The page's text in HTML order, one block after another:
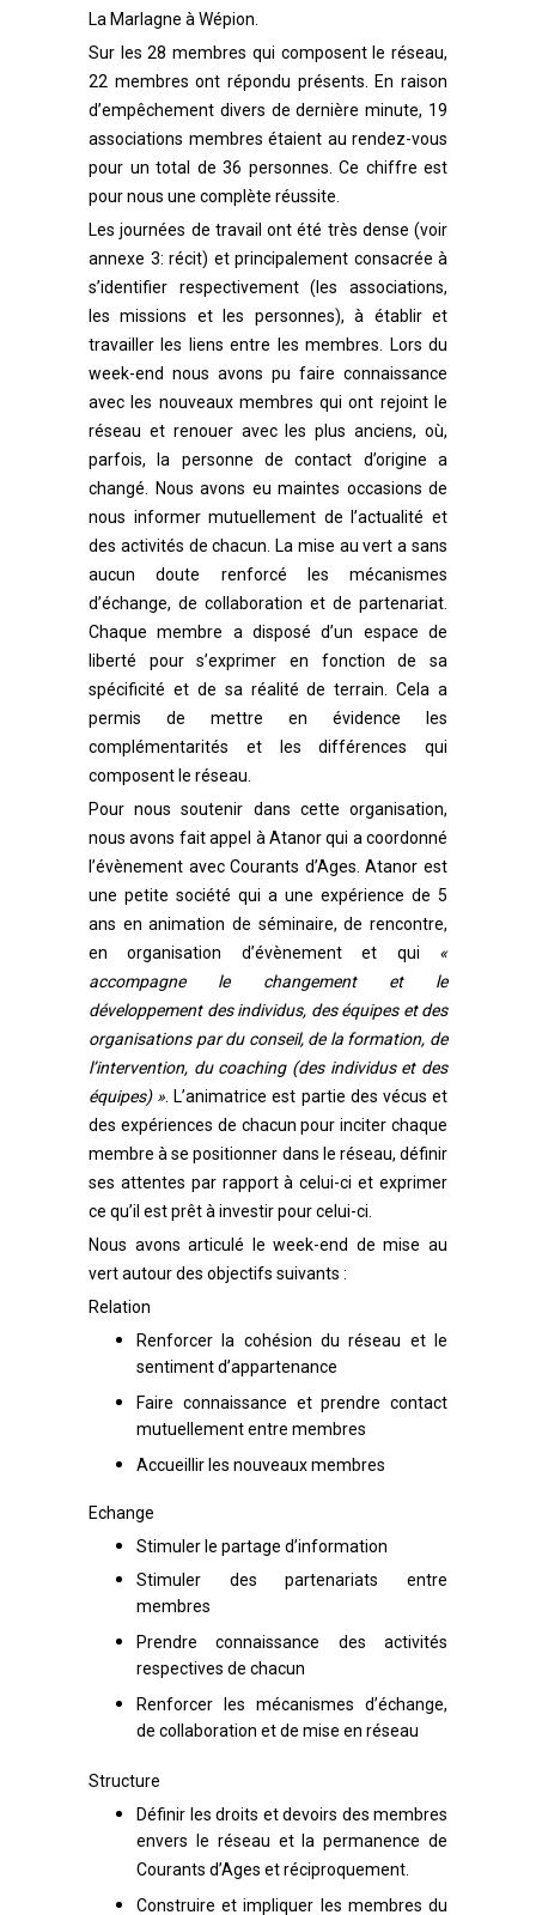
La Marlagne à Wépion.
Sur les 28 membres qui composent le réseau,
22 membres ont répondu présents. En raison
d’empêchement divers de dernière minute, 19
associations membres étaient au rendez-vous
pour un total de 36 personnes. Ce chiffre est
pour nous une complète réussite.
Les journées de travail ont été très dense (voir
annexe 3: récit) et principalement consacrée à
s’identifier respectivement (les associations,
les missions et les personnes), à établir et
travailler les liens entre les membres. Lors du
week-end nous avons pu faire connaissance
avec les nouveaux membres qui ont rejoint le
réseau et renouer avec les plus anciens, où,
parfois, la personne de contact d’origine a
changé. Nous avons eu maintes occasions de
nous informer mutuellement de l’actualité et
des activités de chacun.
La mise au vert a sans
aucun doute renforcé l es mécanismes
d’échange, de collaboration et de partenariat.
Chaque membre a disposé d’un espace de
liberté pour s’exprimer en fonction de sa
spécificité et de sa réalité de terrain. Cela a
permis de mettre en évidence les
complémentarités et les différences qui
composent le réseau.
Pour nous soutenir dans cette organisation,
nous avons fait appel à Atanor qui a coordonné
l’évènement avec Courants d’Ages.Atanor est
une petite société qui a une expérience de 5
ans en animation de séminaire, de rencontre,
en organisation d’évènement et qui «
accompagne le changement et le
développement des individus, des équipes et des
organisations par du conseil, de la formation, de
l’intervention, du coaching (des individus et des
équipes) » L’animatrice est partie des vécus et
des expériences de chacun pour inciter chaque
membre à se positionner dans le réseau, définir
ses attentes par rapport à celui-ci et exprimer
ce qu’il est prêt à investir pour celui-ci.
Nous avons articulé le week-end de mise au
vert autour des objectifs suivants :
Relation
Renforcer la cohésion du réseau et le
sentiment d’appartenance
Faire connaissance et prendre contact
mutuellement entre membres
Accueillir les nouveaux membres
Echange
Stimuler le partage d’information
Stimuler des partenariats entre
membres
Prendre connaissance des activités
respectives de chacun
Renforcer les mécanismes d’échange,
de collaboration et de mise en réseau
Structure
Définir les droits et devoirs des membres
envers le réseau et la permanence de
Courants d’Ages et réciproquement.
Construire et impliquer les membres du